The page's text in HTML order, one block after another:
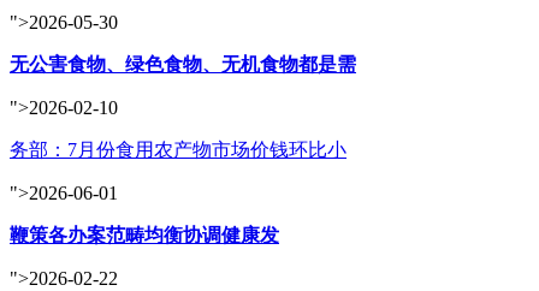
">2026-05-30
无公害食物、绿色食物、无机食物都是需
">2026-02-10
务部：7月份食用农产物市场价钱环比小
">2026-06-01
鞭策各办案范畴均衡协调健康发
">2026-02-22